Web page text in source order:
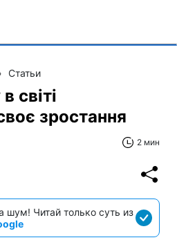
Статьи
світі
зростання
2 мин
шум! Читай только суть из